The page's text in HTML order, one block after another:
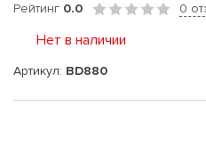
Рейтинг 0.0 0
Нет в наличии
Артикул: BD880